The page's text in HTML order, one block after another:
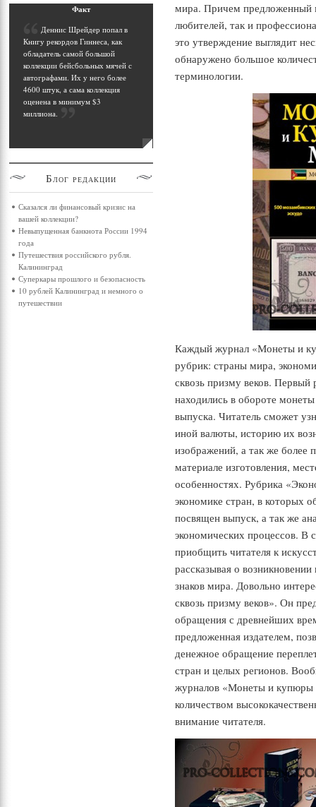
мира. Причем предложенный
любителей, так и
это утверждение выглядит
обнаружено большое
терминологии.
Каждый журнал «Монеты и
рубрик: страны мира,
сквозь призму веков.
находились в обороте
выпуска. Читатель сможет
иной валюты, историю их
изображений, а так же
материале изготовления,
особенностях. Рубрика
экономике стран, в которых
посвящен выпуск, а так же
экономических процессов. В
приобщить читателя к
рассказывая о
знаков мира. Довольно
сквозь призму веков». Он
обращения с древнейших
предложенная издателем,
денежное обращение
стран и целых регионов.
журналов «Монеты и
количеством
внимание читателя.
Факт
Деннис Шрейдер попал в
Книгу рекордов Гиннеса, как
обладатель самой большой
коллекции бейсбольных мячей с
автографами. Их у него более
4600 штук, а сама коллекция
оценена в минимум $3
миллиона.
Блог редакции
Сказался ли финансовый кризис на
вашей коллекции?
Невыпущенная банкнота России 1994
года
Путешествия российского рубля.
Калининград
Суперкары прошлого и безопасность
10 рублей Калининград и немного о
путешествии